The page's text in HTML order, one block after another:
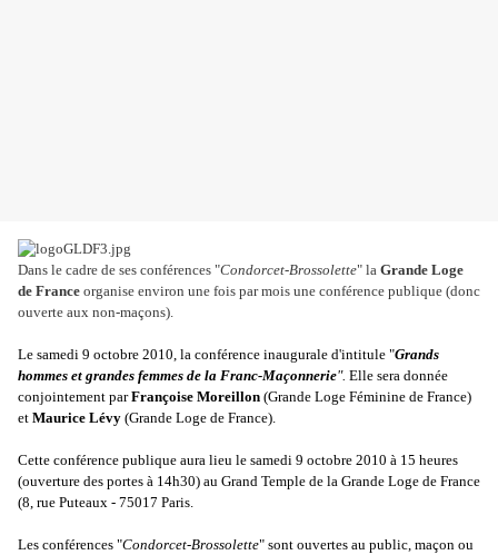
Dans le cadre de ses conférences "Condorcet-Brossolette" la Grande Loge
de France organise environ une fois par mois une conférence publique (donc
ouverte aux non-maçons).
Le samedi 9 octobre 2010, la conférence inaugurale d'intitule "Grands
hommes et grandes femmes de la Franc-Maçonnerie". Elle sera donnée
conjointement parFrançoise Moreillon (Grande Loge Féminine de France)
et Maurice Lévy (Grande Loge de France).
Cette conférence publique aura lieu le samedi 9 octobre 2010 à 15 heures
(ouverture des portes à 14h30) au Grand Temple de la Grande Loge de France
(8, rue Puteaux - 75017 Paris.
Les conférences "Condorcet-Brossolette" sont ouvertes au public, maçon ou